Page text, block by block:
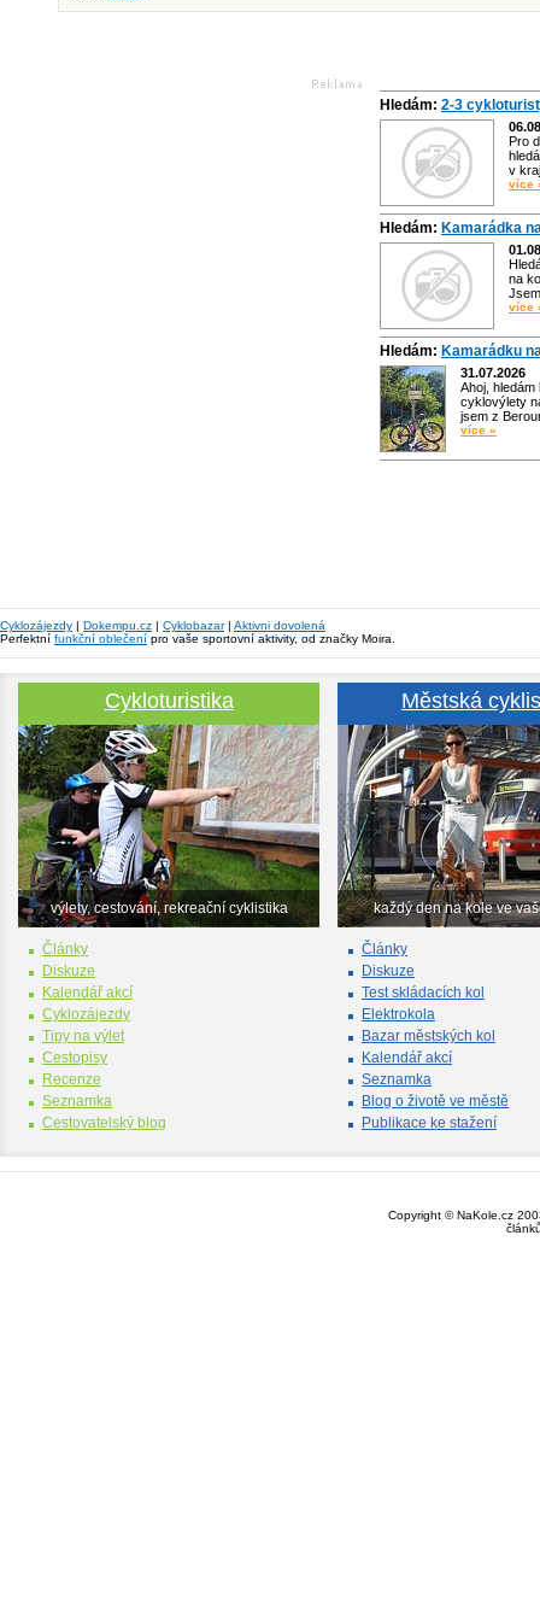
Hledám: 2-3
Pro
v
více
Hledám: Kamarádka
na
více
Hledám: Kamarádku
31.07.2026
Ahoj,
cyklovýlety
jsem z
více »
Cyklozájezdy | Dokempu.cz | Cyklobazar| Aktivni dovolená
Perfektní funkční oblečení pro vaše sportovní aktivity, od značky Moira.
Cykloturistika
výlety, cestování, rekreační cyklistika
Články
Diskuze
Kalendář akcí
Cyklozájezdy
Tipy na výlet
Cestopisy
Recenze
Seznamka
Cestovatelský blog
Městská
každý den na kole ve
Články
Diskuze
Test skládacích kol
Elektrokola
Bazar městských kol
Kalendář akcí
Seznamka
Blog o životě ve městě
Publikace ke stažení
Copyright © NaKole.cz